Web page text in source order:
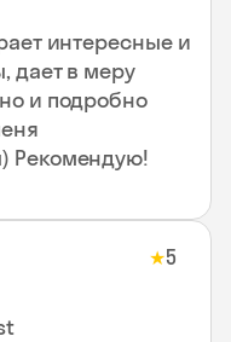
интересные и
дает в меру
и подробно
Рекомендую!
★5